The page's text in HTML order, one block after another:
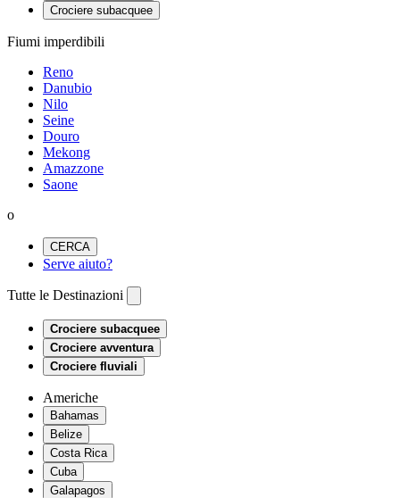
Crociere subacquee
Fiumi imperdibili
Reno
Danubio
Nilo
Seine
Douro
Mekong
Amazzone
Saone
o
CERCA
Serve aiuto?
Tutte le Destinazioni
Crociere subacquee
Crociere avventura
Crociere fluviali
Americhe
Bahamas
Belize
Costa Rica
Cuba
Galapagos